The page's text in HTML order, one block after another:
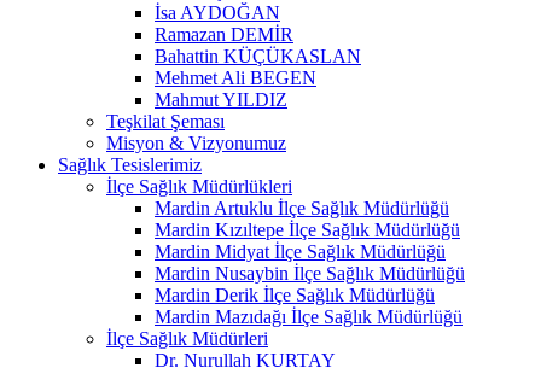
İsa AYDOĞAN
Ramazan DEMİR
Bahattin KÜÇÜKASLAN
Mehmet Ali BEGEN
Mahmut YILDIZ
Teşkilat Şeması
Misyon & Vizyonumuz
Sağlık Tesislerimiz
İlçe Sağlık Müdürlükleri
Mardin Artuklu İlçe Sağlık Müdürlüğü
Mardin Kızıltepe İlçe Sağlık Müdürlüğü
Mardin Midyat İlçe Sağlık Müdürlüğü
Mardin Nusaybin İlçe Sağlık Müdürlüğü
Mardin Derik İlçe Sağlık Müdürlüğü
Mardin Mazıdağı İlçe Sağlık Müdürlüğü
İlçe Sağlık Müdürleri
Dr. Nurullah KURTAY